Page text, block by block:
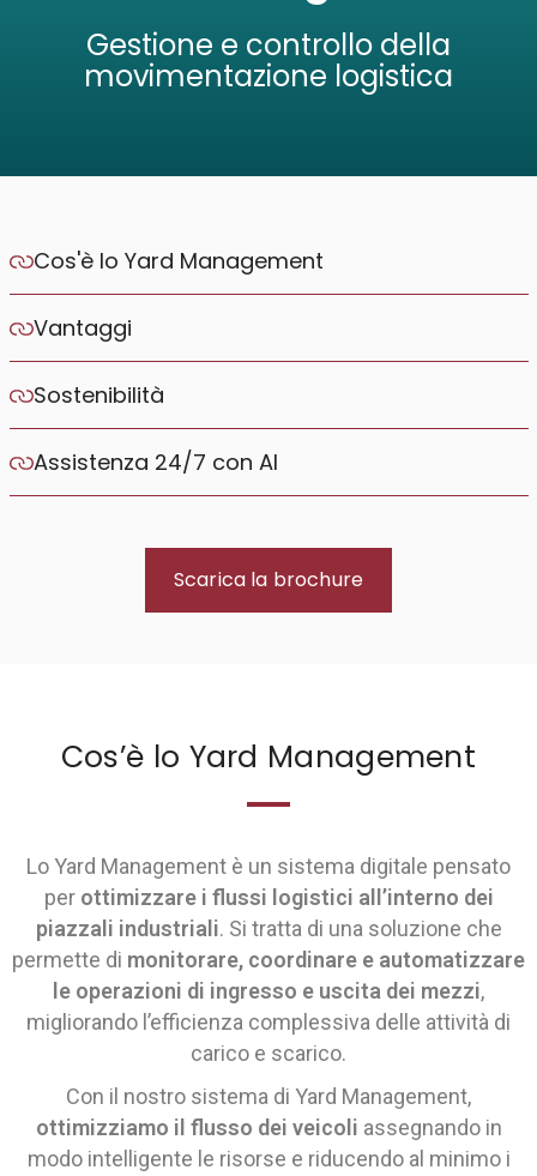
MES & Industria 4.0
Yard Management
Risorse umane
Gestione HR
HR Business Intelligence
Manutenzione & Assistenza
Contatti
Assistenza remota
Gestione e controllo della
movimentazione logistica
Cos'è lo Yard Management
Vantaggi
Sostenibilità
Assistenza 24/7 con AI
Scarica la brochure
Cos’è lo Yard Management
Lo Yard Management è un sistema digitale pensato
per ottimizzare i flussi logistici all’interno dei
piazzali industriali. Si tratta di una soluzione che
permette di monitorare, coordinare e automatizzare
le operazioni di ingresso e uscita dei mezzi,
migliorando l’efficienza complessiva delle attività di
carico e scarico.
Con il nostro sistema di Yard Management,
ottimizziamo il flusso dei veicoli assegnando in
modo intelligente le risorse e riducendo al minimo i